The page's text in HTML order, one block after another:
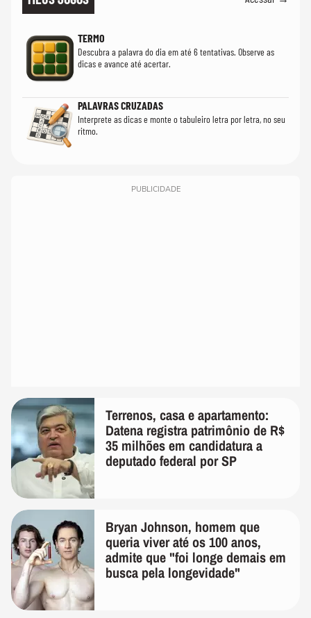
TERMO
Descubra a palavra do dia em até 6 tentativas. Observe as
dicas e avance até acertar.
PALAVRAS CRUZADAS
Interprete as dicas e monte o tabuleiro letra por letra, no seu
ritmo.
PUBLICIDADE
Terrenos, casa e apartamento:
Datena registra patrimônio de R$
35 milhões em candidatura a
deputado federal por SP
Bryan Johnson, homem que
queria viver até os 100 anos,
admite que "foi longe demais em
busca pela longevidade"